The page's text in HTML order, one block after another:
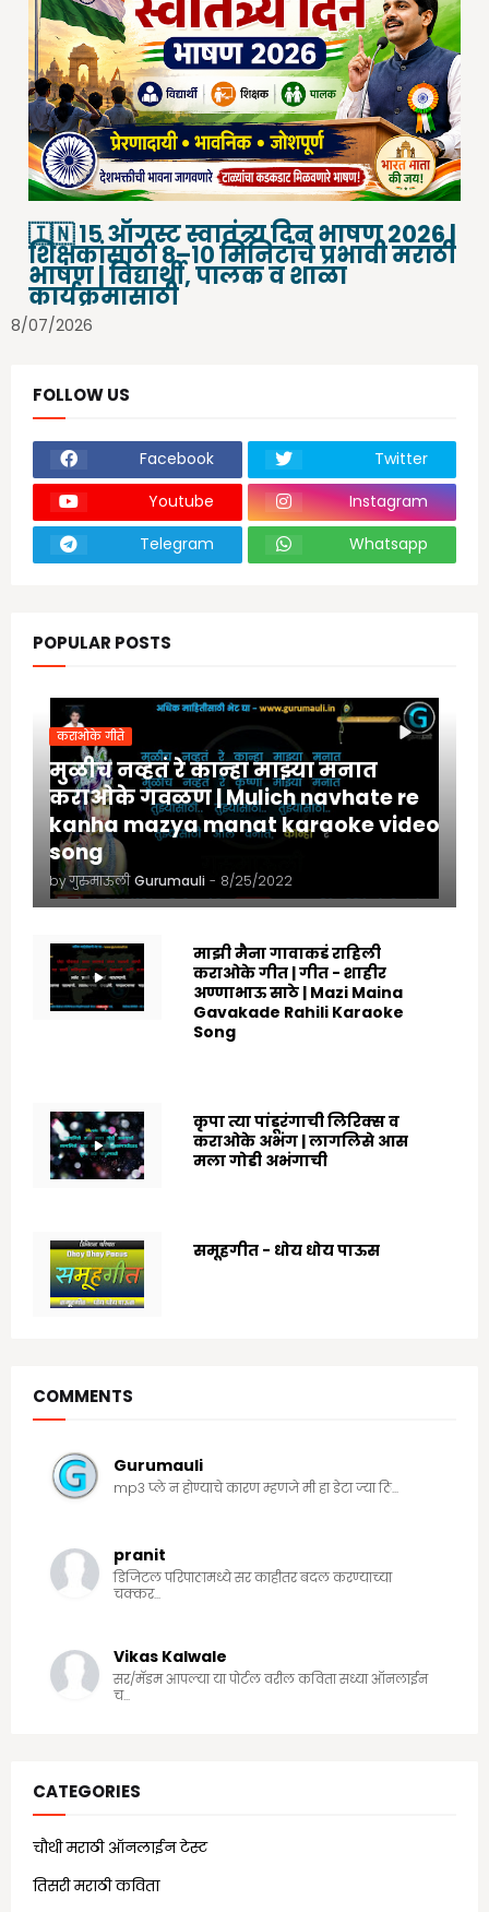
🇮🇳 १५ ऑगस्ट स्वातंत्र्य दिन भाषण 2026 |
शिक्षकांसाठी ८–१० मिनिटांचे प्रभावी मराठी
भाषण | विद्यार्थी, पालक व शाळा
कार्यक्रमासाठी
8/07/2026
FOLLOW US
Facebook
Twitter
Youtube
Instagram
Telegram
Whatsapp
POPULAR POSTS
कराओके गीते
मुळीच नव्हतं रे कान्हा माझ्या मनात
कराओके गवळण | Mulich navhate re
kanha mazya manat karaoke video
song
by गुरुमाऊली Gurumauli - 8/25/2022
माझी मैना गावाकडं राहिली
कराओके गीत | गीत - शाहीर
अण्णाभाऊ साठे | Mazi Maina
Gavakade Rahili Karaoke
Song
कृपा त्या पांडूरंगाची लिरिक्स व
कराओके अभंग | लागलिसे आस
मला गोडी अभंगाची
समूहगीत - धोय धोय पाऊस
COMMENTS
Gurumauli
mp3 प्ले न होण्याचे कारण म्हणजे मी हा डेटा ज्या ठि...
pranit
डिजिटल परिपाठामध्ये सर काहीतर बदल करण्याच्या
चक्कर...
Vikas Kalwale
सर/मॅडम आपल्या या पोर्टल वरील कविता सध्या ऑनलाईन
च...
CATEGORIES
चौथी मराठी ऑनलाईन टेस्ट
तिसरी मराठी कविता